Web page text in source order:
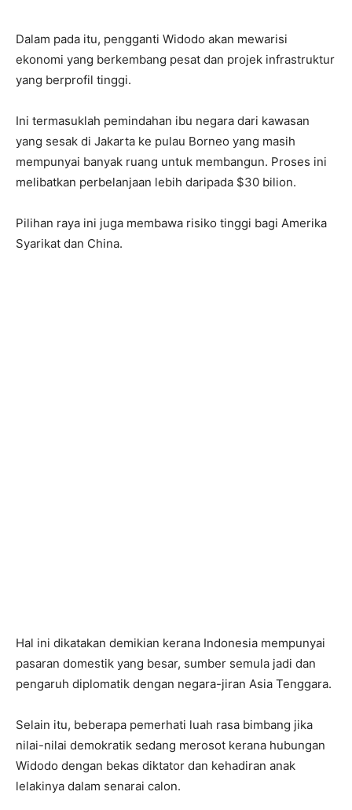
Dalam pada itu, pengganti Widodo akan mewarisi
ekonomi yang berkembang pesat dan projek infrastruktur
yang berprofil tinggi.
Ini termasuklah pemindahan ibu negara dari kawasan
yang sesak di Jakarta ke pulau Borneo yang masih
mempunyai banyak ruang untuk membangun. Proses ini
melibatkan perbelanjaan lebih daripada $30 bilion.
Pilihan raya ini juga membawa risiko tinggi bagi Amerika
Syarikat dan China.
Hal ini dikatakan demikian kerana Indonesia mempunyai
pasaran domestik yang besar, sumber semula jadi dan
pengaruh diplomatik dengan negara-jiran Asia Tenggara.
Selain itu, beberapa pemerhati luah rasa bimbang jika
nilai-nilai demokratik sedang merosot kerana hubungan
Widodo dengan bekas diktator dan kehadiran anak
lelakinya dalam senarai calon.